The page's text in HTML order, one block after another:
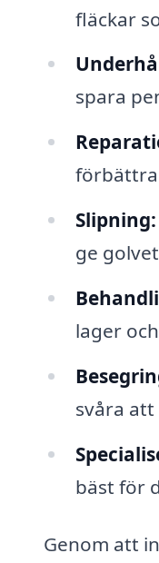
fläckar
spara
Slipning:
ge
lager
svåra
bäst för
Genom att